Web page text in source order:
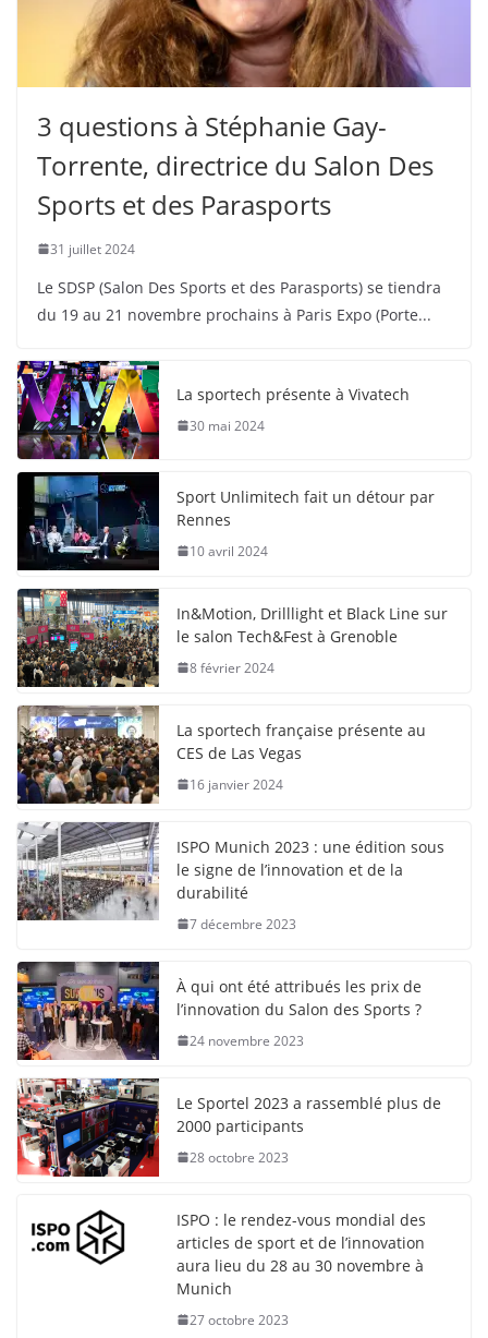
3 questions à Stéphanie Gay-
Torrente, directrice du Salon Des
Sports et des Parasports
31 juillet 2024
Le SDSP (Salon Des Sports et des Parasports) se tiendra
du 19 au 21 novembre prochains à Paris Expo (Porte
La sportech présente à Vivatech
30 mai 2024
Sport Unlimitech fait un détour par
Rennes
10 avril 2024
In&Motion, Drilllight et Black Line sur
le salon Tech&Fest à Grenoble
8 février 2024
La sportech française présente au
CES de Las Vegas
16 janvier 2024
ISPO Munich 2023 : une édition sous
le signe de l’innovation et de la
durabilité
7 décembre 2023
À qui ont été attribués les prix de
l’innovation du Salon des Sports ?
24 novembre 2023
Le Sportel 2023 a rassemblé plus de
2000 participants
28 octobre 2023
ISPO : le rendez-vous mondial des
articles de sport et de l’innovation
aura lieu du 28 au 30 novembre à
Munich
27 octobre 2023